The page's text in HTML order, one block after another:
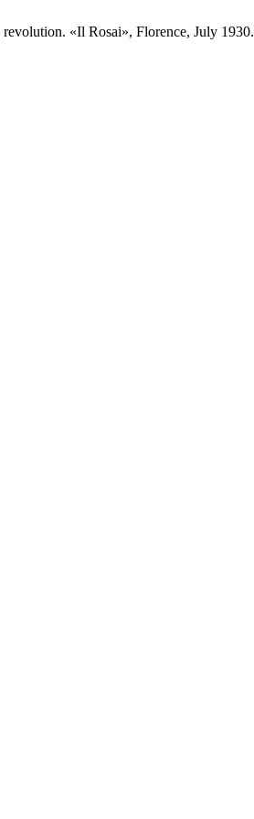
«Il Rosai», Florence, July 1930.